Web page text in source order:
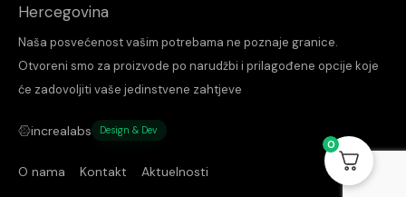
Hercegovina
Naša posvećenost vašim potrebama ne poznaje granice.
Otvoreni smo za proizvode po narudžbi i prilagođene opcije koje
će zadovoljiti vaše jedinstvene zahtjeve
increalabs Design & Dev
O nama Kontakt Aktuelnosti
0